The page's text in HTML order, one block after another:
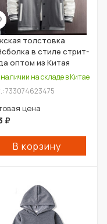
толстовка
в стиле стрит-
оптом из Китая
наличии на складе в Китае
733074623475
цена
₽
В корзину